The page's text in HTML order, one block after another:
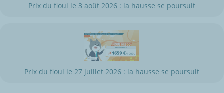
Prix du fioul le 3 août 2026 : la hausse se poursuit
Prix du fioul le 27 juillet 2026 : la hausse se poursuit